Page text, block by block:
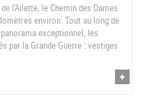
l'Ailette, le Chemin des Dames
environ. Tout au long de
exceptionnel, les
par la Grande Guerre : vestiges